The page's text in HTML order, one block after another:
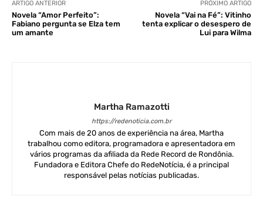
ARTIGO ANTERIOR
Novela “Amor Perfeito”:
Fabiano pergunta se Elza tem
um amante
PRÓXIMO ARTIGO
Novela “Vai na Fé”: Vitinho
tenta explicar o desespero de
Lui para Wilma
Martha Ramazotti
https://redenoticia.com.br
Com mais de 20 anos de experiência na área, Martha
trabalhou como editora, programadora e apresentadora em
vários programas da afiliada da Rede Record de Rondônia.
Fundadora e Editora Chefe do RedeNotícia, é a principal
responsável pelas notícias publicadas.